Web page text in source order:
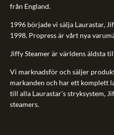
från England.
1996 började vi sälja Laurastar,
1998. Propress är vårt nya
Jiffy Steamer är världens äldsta
Vi marknadsför och säljer
markanden och har ett komplett
till alla Laurastar's stryksystem,
steamers.